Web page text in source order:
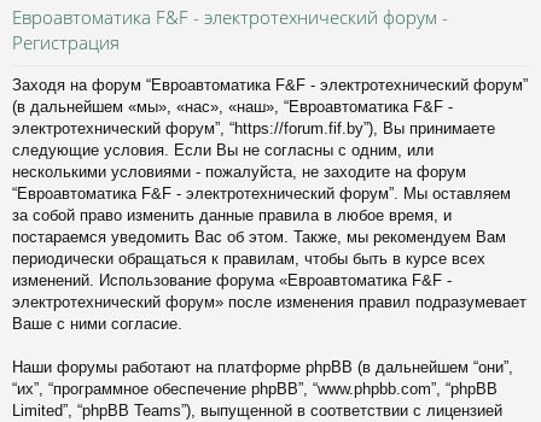
и ат
и
Евроавтоматика F&F - электротехнический форум -
Регистрация
Заходя на форум “Евроавтоматика F&F - электротехнический форум”
(в дальнейшем «мы», «нас», «наш», “Евроавтоматика F&F -
электротехнический форум”, “https://forum.fif.by”), Вы принимаете
следующие условия. Если Вы не согласны с одним, или
несколькими условиями - пожалуйста, не заходите на форум
“Евроавтоматика F&F - электротехнический форум”. Мы оставляем
за собой право изменить данные правила в любое время, и
постараемся уведомить Вас об этом. Также, мы рекомендуем Вам
периодически обращаться к правилам, чтобы быть в курсе всех
изменений. Использование форума «Евроавтоматика F&F -
электротехнический форум» после изменения правил подразумевает
Ваше с ними согласие.
Наши форумы работают на платформе phpBB (в дальнейшем “они”,
“их”, “программное обеспечение phpBB”, “www.phpbb.com”, “phpBB
Limited”, “phpBB Teams”), выпущенной в соответствии с лицензией